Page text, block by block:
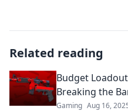
Related reading
Budget
Breaking the
Gaming Aug 16,